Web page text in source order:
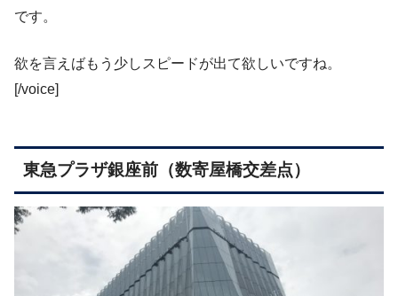
です。
欲を言えばもう少しスピードが出て欲しいですね。
[/voice]
東急プラザ銀座前（数寄屋橋交差点）